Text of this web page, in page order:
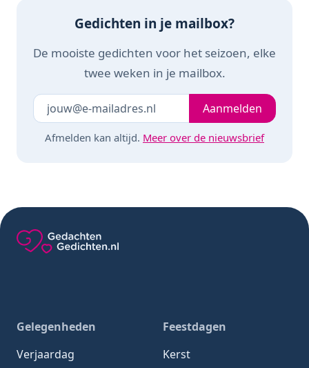
Gedichten in je mailbox?
De mooiste gedichten voor het seizoen, elke
twee weken in je mailbox.
Laat dit veld leeg Je e-mailadresAanmelden
Afmelden kan altijd. Meer over de nieuwsbrief
Gelegenheden
Verjaardag
Feestdagen
Kerst